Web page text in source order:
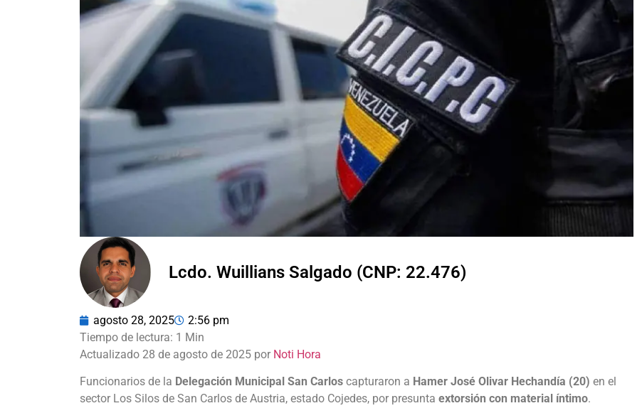
Lcdo. Wuillians Salgado (CNP: 22.476)
agosto 28, 2025 2:56 pm
Actualizado 28 de agosto de 2025 por Noti Hora
Funcionarios de la Delegación Municipal San Carlos capturaron a Hamer José Olivar Hechandía (20) en el
sector Los Silos de San Carlos de Austria, estado Cojedes, por presunta extorsión con material íntimo.